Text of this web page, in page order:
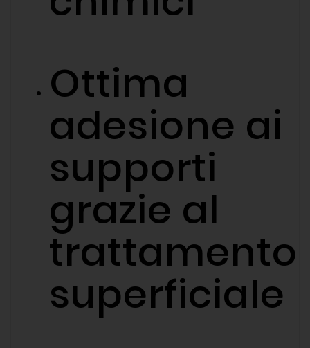
Ottima
adesione ai
supporti
grazie al
trattamento
superficiale